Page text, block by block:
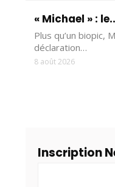
« Michael » :
Plus qu’un biopic,
déclaration…
8 août 2026
Inscription